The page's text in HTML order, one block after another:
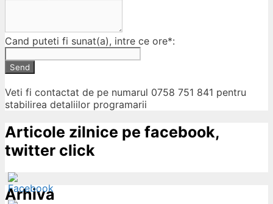
Cand puteti fi sunat(a), intre ce ore*:
Send
Veti fi contactat de pe numarul 0758 751 841 pentru
stabilirea detaliilor programarii
Articole zilnice pe facebook,
twitter click
Arhiva